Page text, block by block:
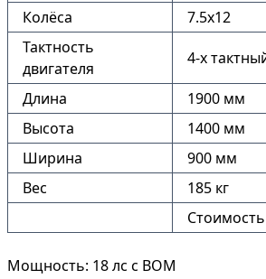
Колёса
7.5х12
Тактность
двигателя
4-х
Длина
1900 мм
Высота
1400 мм
Ширина
900 мм
Вес
185 кг
Стоимость
Мощность: 18 лс с ВОМ